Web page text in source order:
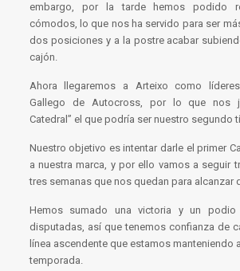
embargo, por la tarde hemos podido
cómodos, lo que nos ha servido para ser
dos posiciones y a la postre acabar
cajón.
Ahora llegaremos a Arteixo como
Gallego de Autocross, por lo que nos
Catedral” el que podría ser nuestro segundo
Nuestro objetivo es intentar darle el primer
a nuestra marca, y por ello vamos a seguir
tres semanas que nos quedan para alcanzar
Hemos sumado una victoria y un
disputadas, así que tenemos confianza de
línea ascendente que estamos manteniendo
temporada.